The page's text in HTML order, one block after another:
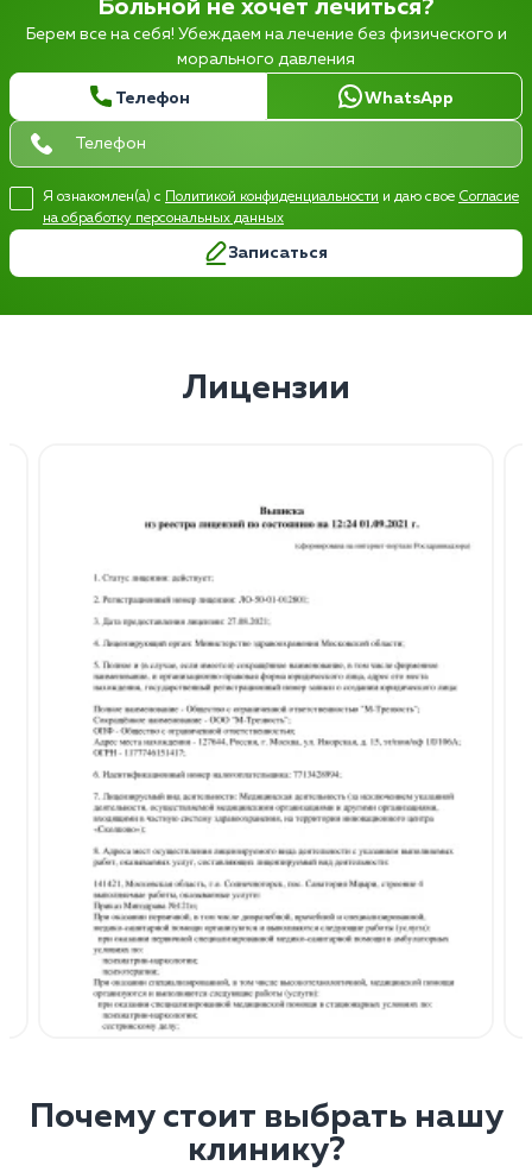
Больной не хочет лечиться?
Берем все на себя! Убеждаем на лечение без физического и
морального давления
Телефон WhatsApp
Я ознакомлен(а) с Политикой конфиденциальности и даю свое Согласие
на обработку персональных данных
Записаться
Лицензии
Почему стоит выбрать нашу
клинику?